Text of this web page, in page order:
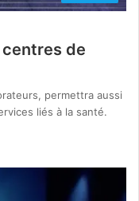
de
permettra aussi
liés à la santé.